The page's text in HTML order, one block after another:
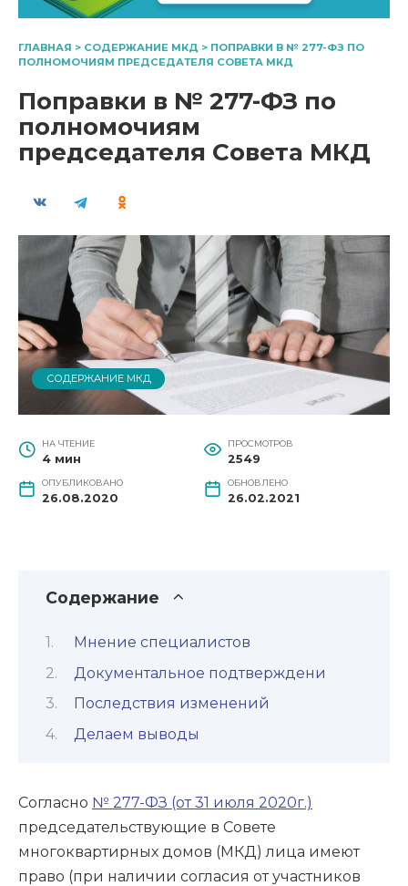
ГЛАВНАЯ > СОДЕРЖАНИЕ МКД > ПОПРАВКИ В № 277-ФЗ ПО
ПОЛНОМОЧИЯМ ПРЕДСЕДАТЕЛЯ СОВЕТА МКД
Поправки в № 277-ФЗ по
полномочиям
председателя Совета МКД
СОДЕРЖАНИЕ МКД
НА ЧТЕНИЕ
4 мин
ПРОСМОТРОВ
2549
ОПУБЛИКОВАНО
26.08.2020
ОБНОВЛЕНО
26.02.2021
Содержание
Мнение специалистов
Документальное подтверждени
Последствия изменений
Делаем выводы
Согласно № 277-ФЗ (от 31 июля 2020г.)
председательствующие в Совете
многоквартирных домов (МКД) лица имеют
право (при наличии согласия от участников